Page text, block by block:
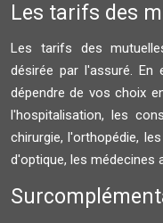
Les tarifs des
Les tarifs des
désirée par l'assuré.
dépendre de vos choix
l'hospitalisation, les
chirurgie, l'orthopédie,
d'optique, les médecines